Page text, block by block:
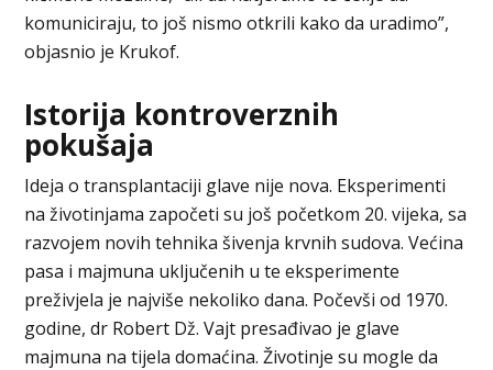
komuniciraju, to još nismo otkrili kako da uradimo”,
objasnio je Krukof.
Istorija kontroverznih
pokušaja
Ideja o transplantaciji glave nije nova. Eksperimenti
na životinjama započeti su još početkom 20. vijeka, sa
razvojem novih tehnika šivenja krvnih sudova. Većina
pasa i majmuna uključenih u te eksperimente
preživjela je najviše nekoliko dana. Počevši od 1970.
godine, dr Robert Dž. Vajt presađivao je glave
majmuna na tijela domaćina. Životinje su mogle da